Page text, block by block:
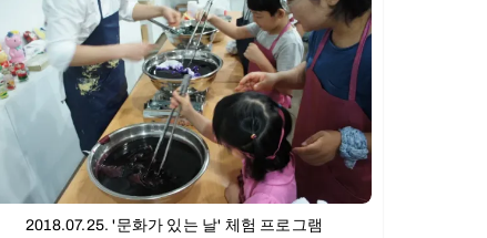
2018.07.25. '문화가 있는 날' 체험 프로그램